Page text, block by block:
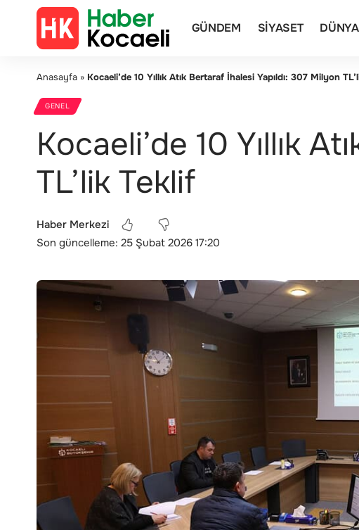
GÜNDEM SIYASET DÜNYA
Anasayfa » Kocaeli’de 10 Yıllık Atık Bertaraf İhalesi Yapıldı: 307 Milyon
GENEL
Kocaeli’de 10 Yıllık
TL’lik Teklif
Son güncelleme: 25 Şubat 2026 17:20
Haber Merkezi